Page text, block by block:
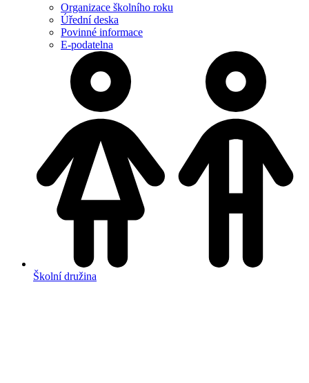
Organizace školního roku
Úřední deska
Povinné informace
E-podatelna
Školní družina